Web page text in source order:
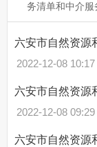
务清单和中介服
六安市自然资源
2022-12-08 10:17
六安市自然资源
2022-12-08 09:29
六安市自然资源